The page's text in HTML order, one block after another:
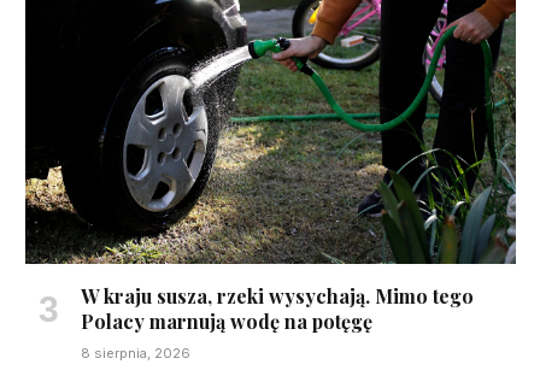
W kraju susza, rzeki wysychają. Mimo tego
Polacy marnują wodę na potęgę
8 sierpnia, 2026